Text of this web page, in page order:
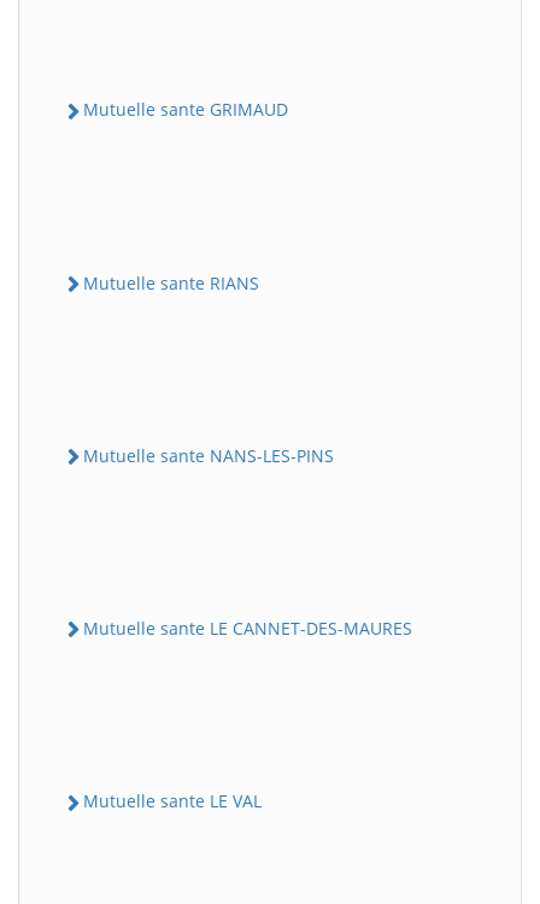
Mutuelle sante GRIMAUD
Mutuelle sante RIANS
Mutuelle sante NANS-LES-PINS
Mutuelle sante LE CANNET-DES-MAURES
Mutuelle sante LE VAL